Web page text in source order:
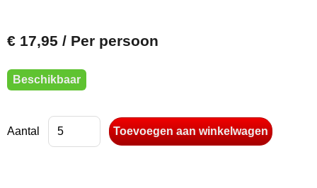
€ 17,95 / Per persoon
Beschikbaar
Aantal